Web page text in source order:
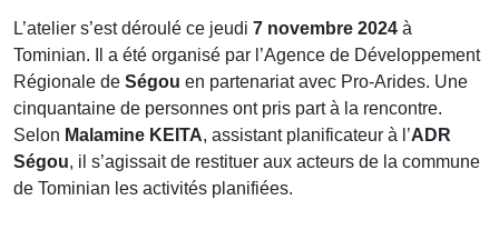
L’atelier s’est déroulé ce jeudi 7 novembre 2024 à
Tominian. Il a été organisé par l’Agence de Développement
Régionale de Ségou en partenariat avec Pro-Arides. Une
cinquantaine de personnes ont pris part à la rencontre.
Selon Malamine KEITA, assistant planificateur à l’ADR
Ségou, il s’agissait de restituer aux acteurs de la commune
de Tominian les activités planifiées.